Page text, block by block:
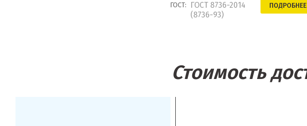
ГОСТ:
ГОСТ 8736-2014
(8736-93)
ПОДРОБНЕЕ
Стоимость